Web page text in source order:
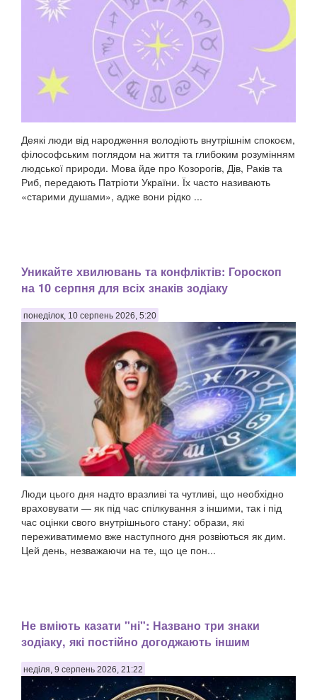
Деякі люди від народження володіють внутрішнім спокоєм,
філософським поглядом на життя та глибоким розумінням
людської природи. Мова йде про Козорогів, Дів, Раків та
Риб, передають Патріоти України. Їх часто називають
«старими душами», адже вони рідко ...
Уникайте хвилювань та конфліктів: Гороскоп
на 10 серпня для всіх знаків зодіаку
понеділок, 10 серпень 2026, 5:20
Люди цього дня надто вразливі та чутливі, що необхідно
враховувати — як під час спілкування з іншими, так і під
час оцінки свого внутрішнього стану: образи, які
переживатимемо вже наступного дня розвіються як дим.
Цей день, незважаючи на те, що це пон...
Не вміють казати "ні": Названо три знаки
зодіаку, які постійно догоджають іншим
неділя, 9 серпень 2026, 21:22